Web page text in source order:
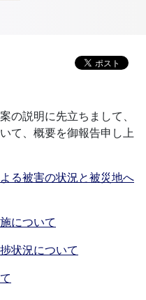
の説明に先立ちまして、
て、概要を御報告申し上
る被害の状況と被災地へ
について
状況について